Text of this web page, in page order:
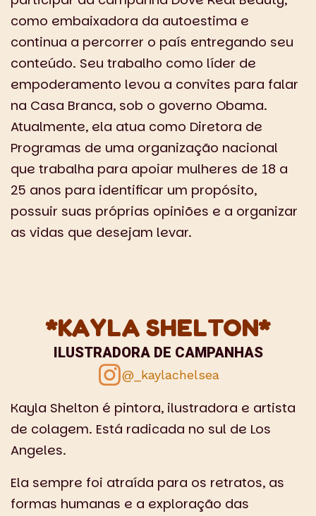
como embaixadora da autoestima e
continua a percorrer o país entregando seu
conteúdo. Seu trabalho como líder de
empoderamento levou a convites para falar
na Casa Branca, sob o governo Obama.
Atualmente, ela atua como Diretora de
Programas de uma organização nacional
que trabalha para apoiar mulheres de 18 a
25 anos para identificar um propósito,
possuir suas próprias opiniões e a organizar
as vidas que desejam levar.
*KAYLA SHELTON*
ILUSTRADORA DE CAMPANHAS
@_kaylachelsea
Kayla Shelton é pintora, ilustradora e artista
de colagem. Está radicada no sul de Los
Angeles.
Ela sempre foi atraída para os retratos, as
formas humanas e a exploração das